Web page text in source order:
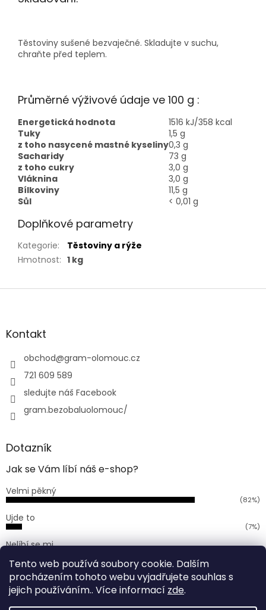
Tento web používá soubory cookie. Dalším
procházením tohoto webu vyjadřujete souhlas s
jejich používáním.. Více informací zde.
Těstoviny sušené bezvaječné. Skladujte v suchu,
chraňte před teplem.
Průměrné výživové údaje ve 100 g :
Energetická hodnota
1516 kJ/358 kcal
Tuky
1,5 g
z toho nasycené mastné kyseliny0,3 g
Sacharidy
73 g
z toho cukry
3,0 g
Vláknina
3,0 g
Bílkoviny
11,5 g
Sůl
< 0,01 g
Doplňkové parametry
Kategorie:
Těstoviny a rýže
Hmotnost: 1 kg
Z
aKontakt
obchod@gram-olomouc.cz
721 609 589
sledujte náš Facebook
gram.bezobaluolomouc/
Dotazník
Jak se Vám líbí náš e-shop?
Velmi pěkný
(82%)
Ujde to
(7%)
Nelíbí se mi
Počet hlasů: 168